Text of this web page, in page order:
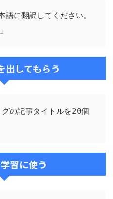
語に翻訳してください。
してもらう
の記事タイトルを20個
習に使う